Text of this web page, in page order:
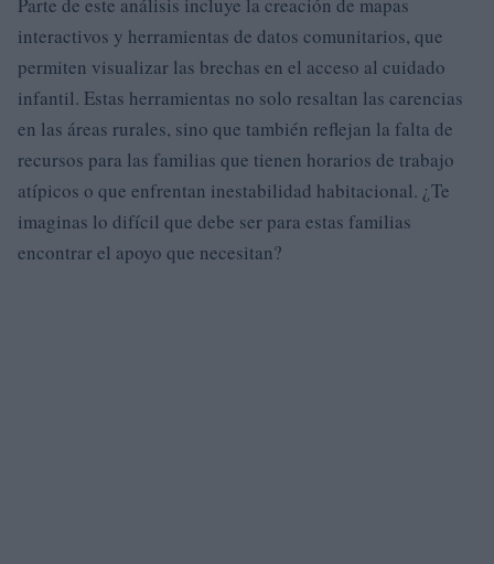
interactivos y herramientas de datos comunitarios, que
permiten visualizar las brechas en el acceso al cuidado
infantil. Estas herramientas no solo resaltan las carencias
en las áreas rurales, sino que también reflejan la falta de
recursos para las familias que tienen horarios de trabajo
atípicos o que enfrentan inestabilidad habitacional. ¿Te
imaginas lo difícil que debe ser para estas familias
encontrar el apoyo que necesitan?